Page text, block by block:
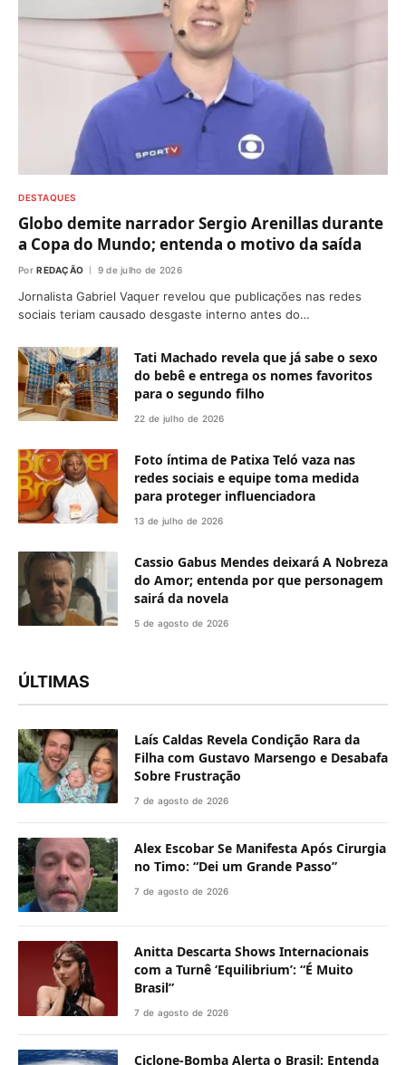
DESTAQUES
Globo demite narrador Sergio Arenillas durante
a Copa do Mundo; entenda o motivo da saída
Por REDAÇÃO 9 de julho de 2026
Jornalista Gabriel Vaquer revelou que publicações nas redes
sociais teriam causado desgaste interno antes do…
Tati Machado revela que já sabe o sexo
do bebê e entrega os nomes favoritos
para o segundo filho
22 de julho de 2026
Foto íntima de Patixa Teló vaza nas
redes sociais e equipe toma medida
para proteger influenciadora
13 de julho de 2026
Cassio Gabus Mendes deixará A Nobreza
do Amor; entenda por que personagem
sairá da novela
5 de agosto de 2026
ÚLTIMAS
Laís Caldas Revela Condição Rara da
Filha com Gustavo Marsengo e Desabafa
Sobre Frustração
7 de agosto de 2026
Alex Escobar Se Manifesta Após Cirurgia
no Timo: “Dei um Grande Passo”
7 de agosto de 2026
Anitta Descarta Shows Internacionais
com a Turnê ‘Equilibrium’: “É Muito
Brasil”
7 de agosto de 2026
Ciclone-Bomba Alerta o Brasil: Entenda